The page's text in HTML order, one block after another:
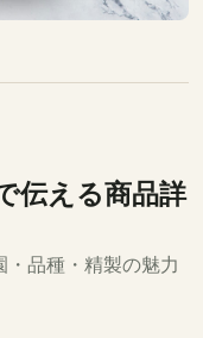
伝える商品詳
品種・精製の魅力